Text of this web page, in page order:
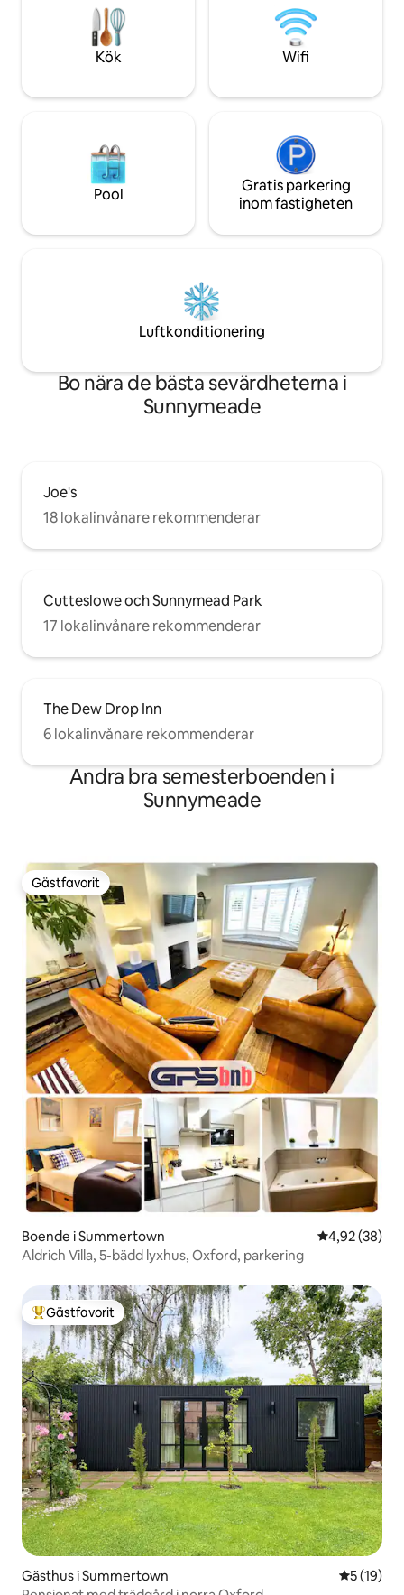
gatan på helger är 20 meter bort, kl.
16.00 fre-mån. Parkeringsplats på
vardagar 10 pund/dag, eller Park & Ride
badrummet med
Utforska sedan
utanför dörren
Kök Wifi
Pool
Gratis parkering
inom fastigheten
Luftkonditionering
Bo nära de bästa sevärdheterna i
Sunnymeade
Joe's
18 lokalinvånare rekommenderar
Cutteslowe och Sunnymead Park
17 lokalinvånare rekommenderar
The Dew Drop Inn
6 lokalinvånare rekommenderar
Andra bra semesterboenden i
Sunnymeade
Gästfavorit
Gästfavorit
Boende i Summertown 4,92 av 5 i
4,92 (38)
Aldrich Villa, 5-bädd lyxhus, Oxford, parkering
Populär gästfavorit
Gästfavorit
Gästhus i Summertown 5 av 5 i
5 (19)